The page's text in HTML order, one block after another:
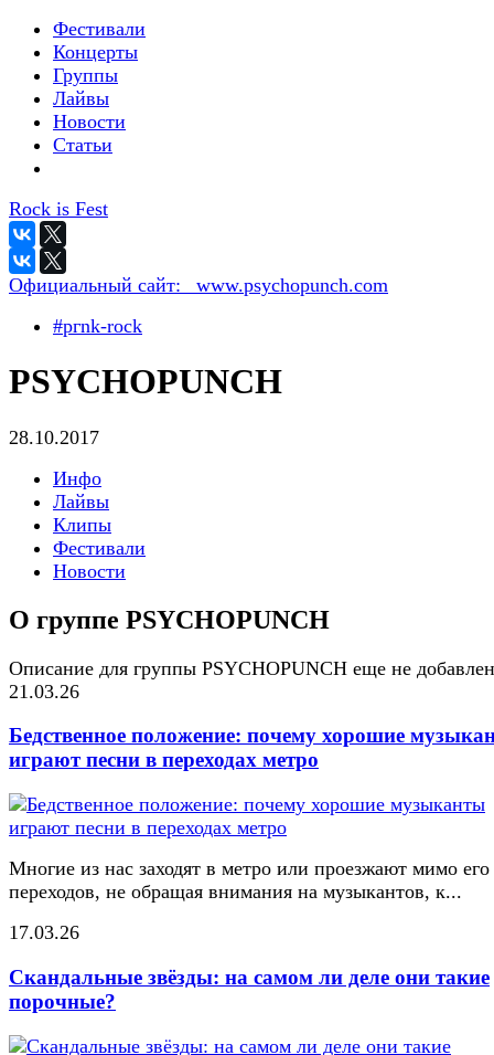
Фестивали
Концерты
Группы
Лайвы
Новости
Статьи
Rock is Fest
Официальный сайт:
_www.psychopunch.com
#pгnk-roсk
PSYCHOPUNCH
28.10.2017
Инфо
Лайвы
Клипы
Фестивали
Новости
О группе PSYCHOPUNCH
Описание для группы PSYCHOPUNCH еще не
21.03.26
Бедственное положение: почему хорошие
играют песни в переходах метро
Многие из нас заходят в метро или проезжают мимо его
переходов, не обращая внимания на музыкантов, к...
17.03.26
Скандальные звёзды: на самом ли деле они такие
порочные?